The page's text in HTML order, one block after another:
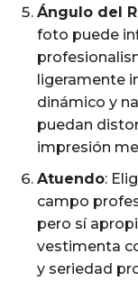
Ángulo del
foto puede
ligeramente
dinámico y
puedan
impresión
Atuendo:
campo
pero sí
vestimenta
y seriedad